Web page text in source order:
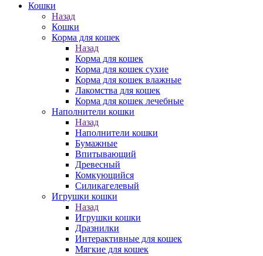
Кошки
Назад
Кошки
Корма для кошек
Назад
Корма для кошек
Корма для кошек сухие
Корма для кошек влажные
Лакомства для кошек
Корма для кошек лечебные
Наполнители кошки
Назад
Наполнители кошки
Бумажные
Впитывающий
Древесный
Комкующийся
Силикагелевый
Игрушки кошки
Назад
Игрушки кошки
Дразнилки
Интерактивные для кошек
Мягкие для кошек